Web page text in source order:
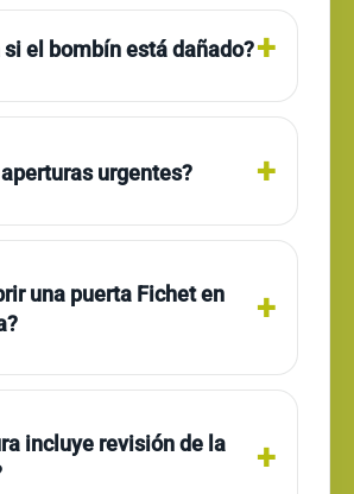
si el bombín está dañado?
urgentes?
una puerta Fichet en
incluye revisión de la